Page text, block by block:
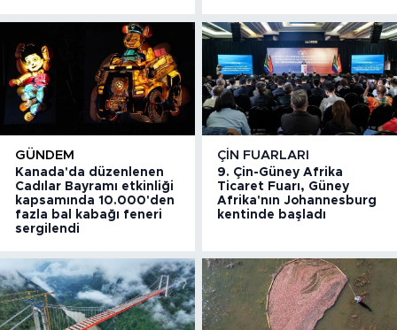
GÜNDEM
Kanada'da düzenlenen
Cadılar Bayramı etkinliği
kapsamında 10.000'den
fazla bal kabağı feneri
sergilendi
ÇIN FUARLARI
9. Çin-Güney Afrika
Ticaret Fuarı, Güney
Afrika'nın Johannesburg
kentinde başladı